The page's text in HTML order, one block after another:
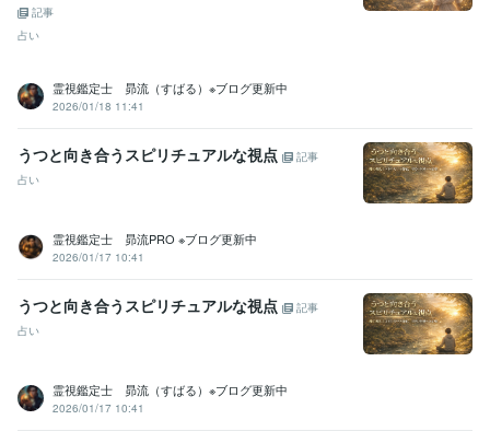
記事
占い
霊視鑑定士 昴流（すばる）※ブログ更新中
2026/01/18 11:41
うつと向き合うスピリチュアルな視点
記事
占い
霊視鑑定士 昴流PRO ※ブログ更新中
2026/01/17 10:41
うつと向き合うスピリチュアルな視点
記事
占い
霊視鑑定士 昴流（すばる）※ブログ更新中
2026/01/17 10:41